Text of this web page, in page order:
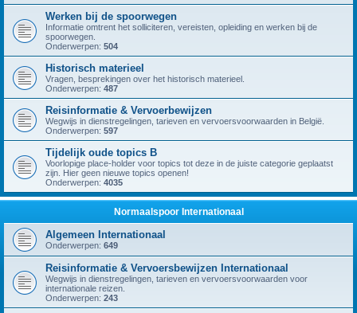
Werken bij de spoorwegen
Informatie omtrent het solliciteren, vereisten, opleiding en werken bij de
spoorwegen.
Onderwerpen: 504
Historisch materieel
Vragen, besprekingen over het historisch materieel.
Onderwerpen: 487
Reisinformatie & Vervoerbewijzen
Wegwijs in dienstregelingen, tarieven en vervoersvoorwaarden in België.
Onderwerpen: 597
Tijdelijk oude topics B
Voorlopige place-holder voor topics tot deze in de juiste categorie geplaatst
zijn. Hier geen nieuwe topics openen!
Onderwerpen: 4035
Normaalspoor Internationaal
Algemeen Internationaal
Onderwerpen: 649
Reisinformatie & Vervoersbewijzen Internationaal
Wegwijs in dienstregelingen, tarieven en vervoersvoorwaarden voor
internationale reizen.
Onderwerpen: 243